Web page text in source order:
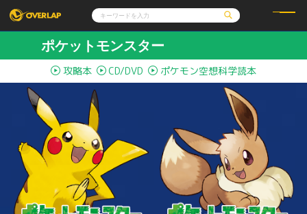
コミック
コミックガルド
コミッククリエ
LiQulle
ライトノベル
文庫
ノベルス
ノベルスf
ロサージュノベルス
コミックエッセイ
ポケットモンスター
アニメ
ゲーム
通販・NEWS
オーバーラップ広報室
企業
会社概要
採用情報
アクセス
オーバーラップホールディングス
お問い合わせはこちら
オーバーラップ文庫
オーバーラップノベルス
ポケットモンスター
攻略本 CD/DVD ポケモン空想科学読本